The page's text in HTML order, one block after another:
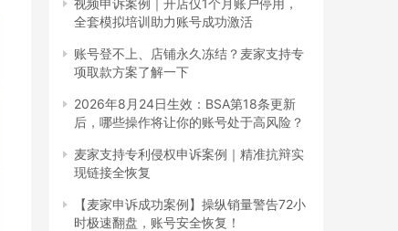
全套模拟培训助力账号成功激活
账号登不上、店铺永久冻结？麦家支持专
项取款方案了解一下
2026年8月24日生效：BSA第18条更新
后，哪些操作将让你的账号处于高风险？
麦家支持专利侵权申诉案例｜精准抗辩实
现链接全恢复
【麦家申诉成功案例】操纵销量警告72小
时极速翻盘，账号安全恢复！